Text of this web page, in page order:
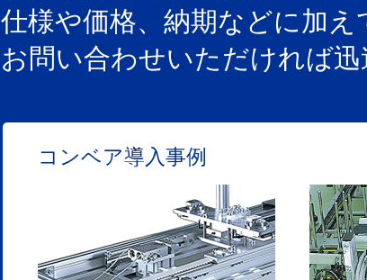
仕様や価格、納期などに加え
お問い合わせいただければ迅
コンベア導入事例